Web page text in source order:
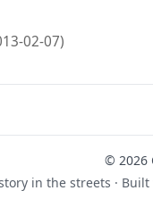
02-07)
© 2026
in the streets ·